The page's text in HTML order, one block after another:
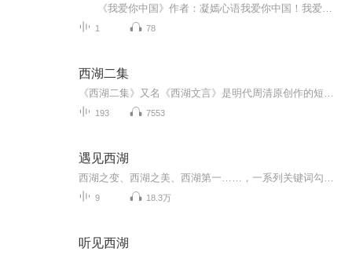
1 78
西湖二集
193 7553
遇见西湖
9 18.3万
听见西湖